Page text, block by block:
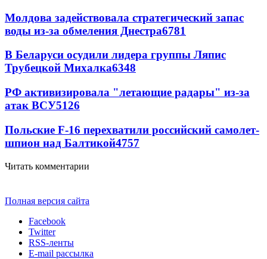
Молдова задействовала стратегический запас
воды из-за обмеления Днестра6781
В Беларуси осудили лидера группы Ляпис
Трубецкой Михалка6348
РФ активизировала "летающие радары" из-за
атак ВСУ5126
Польские F-16 перехватили российский самолет-
шпион над Балтикой4757
Читать комментарии
Полная версия сайта
Facebook
Twitter
RSS-ленты
E-mail рассылка